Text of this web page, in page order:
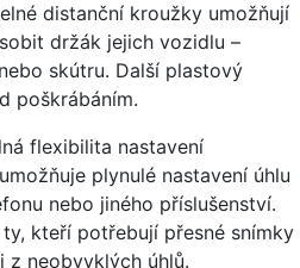
distanční kroužky umožňují
držák jejich vozidlu –
skútru. Další plastový
poškrábáním.
flexibilita nastavení
plynulé nastavení úhlu
nebo jiného příslušenství.
kteří potřebují přesné snímky
z neobvyklých úhlů.